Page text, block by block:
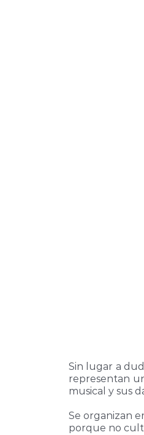
Sin lugar a
representan
musical y sus
Se organizan
porque no